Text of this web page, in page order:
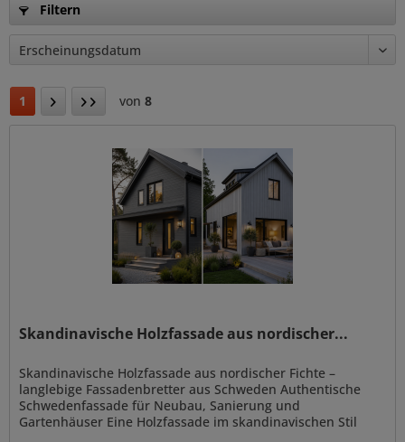
Filtern
1 von 8
Skandinavische Holzfassade aus nordischer...
Skandinavische Holzfassade aus nordischer Fichte –
langlebige Fassadenbretter aus Schweden Authentische
Schwedenfassade für Neubau, Sanierung und
Gartenhäuser Eine Holzfassade im skandinavischen Stil